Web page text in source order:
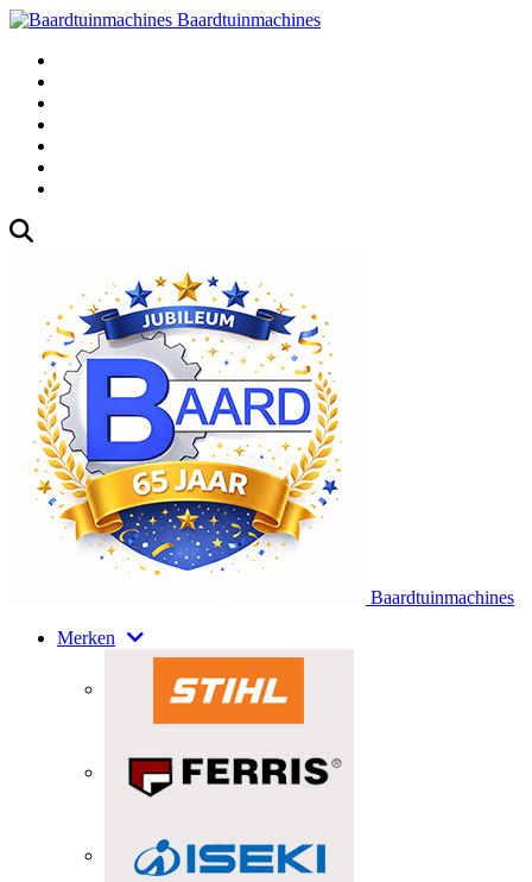
Baardtuinmachines
Baardtuinmachines
Merken